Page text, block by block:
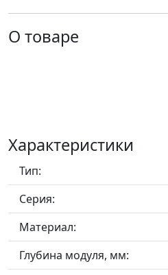
О товаре
Характеристики
Тип:
Серия:
Материал:
Глубина модуля, мм: